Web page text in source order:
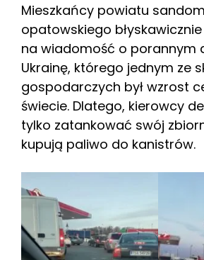
Mieszkańcy powiatu
opatowskiego
na wiadomość o porannym
Ukrainę, którego jednym ze
gospodarczych był wzrost
świecie. Dlatego, kierowcy
tylko zatankować swój
kupują paliwo do kanistrów.